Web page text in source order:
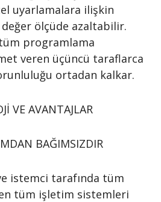
uyarlamalara ilişkin
değer ölçüde azaltabilir.
tüm programlama
veren üçüncü taraflarca
ortadan kalkar.
VE AVANTAJLAR
BAĞIMSIZDIR
istemci tarafında tüm
tüm işletim sistemleri